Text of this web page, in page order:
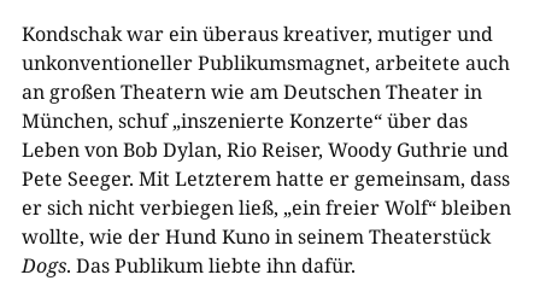
Kondschak war ein überaus kreativer, mutiger und
unkonventioneller Publikumsmagnet, arbeitete auch
an großen Theatern wie am Deutschen Theater in
München, schuf „inszenierte Konzerte“ über das
Leben von Bob Dylan, Rio Reiser, Woody Guthrie und
Pete Seeger. Mit Letzterem hatte er gemeinsam, dass
er sich nicht verbiegen ließ, „ein freier Wolf“ bleiben
wollte, wie der Hund Kuno in seinem Theaterstück
Dogs. Das Publikum liebte ihn dafür.